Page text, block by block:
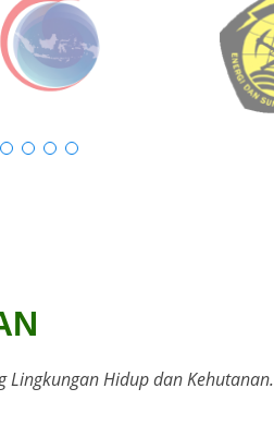
Hidup dan Kehutanan.